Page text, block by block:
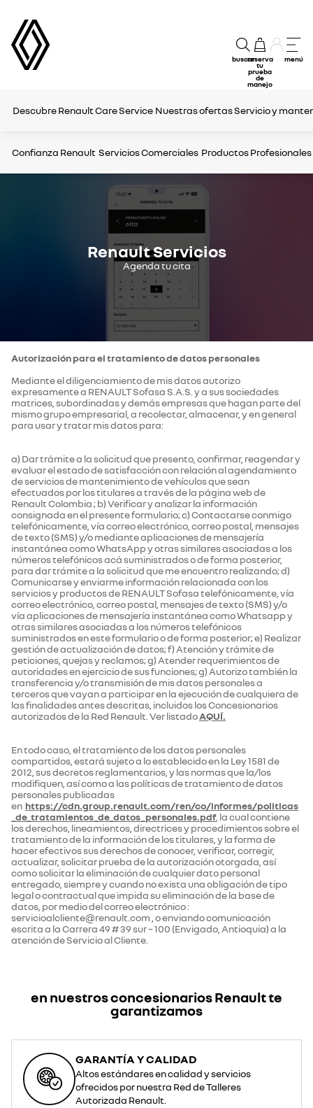
buscarreserva
tu
prueba
de
manejo
menú
Descubre Renault Care Service Nuestras ofertasServicio y
Confianza Renault Servicios Comerciales Productos Profesionales
Renault Servicios
Agenda tu cita
Autorización para el tratamiento de datos personales
Mediante el diligenciamiento de mis datos autorizo
expresamente a RENAULT Sofasa S.A.S. y a sus sociedades
matrices, subordinadas y demás empresas que hagan parte del
mismo grupo empresarial, a recolectar, almacenar, y en general
para usar y tratar mis datos para:
a) Dar trámite a la solicitud que presento, confirmar, reagendar y
evaluar el estado de satisfacción con relación al agendamiento
de servicios de mantenimiento de vehículos que sean
efectuados por los titulares a través de la página web de
Renault Colombia ; b) Verificar y analizar la información
consignada en el presente formulario; c) Contactarse conmigo
telefónicamente, vía correo electrónico, correo postal, mensajes
de texto (SMS) y/o mediante aplicaciones de mensajería
instantánea como WhatsApp y otras similares asociadas a los
números telefónicos acá suministrados o de forma posterior,
para dar trámite a la solicitud que me encuentro realizando; d)
Comunicarse y enviarme información relacionada con los
servicios y productos de RENAULT Sofasa telefónicamente, vía
correo electrónico, correo postal, mensajes de texto (SMS) y/o
vía aplicaciones de mensajería instantánea como Whatsapp y
otras similares asociadas a los números telefónicos
suministrados en este formulario o de forma posterior; e) Realizar
gestión de actualización de datos; f) Atención y trámite de
peticiones, quejas y reclamos; g) Atender requerimientos de
autoridades en ejercicio de sus funciones; g) Autorizo también la
transferencia y/o transmisión de mis datos personales a
terceros que vayan a participar en la ejecución de cualquiera de
las finalidades antes descritas, incluidos los Concesionarios
autorizados de la Red Renault. Ver listadoAQUÍ.
En todo caso, el tratamiento de los datos personales
compartidos, estará sujeto a lo establecido en la Ley 1581 de
2012, sus decretos reglamentarios, y las normas que la/los
modifiquen, así como a las políticas de tratamiento de datos
personales publicadas
en https://cdn.group.renault.com/ren/co/informes/politicas
_de_tratamientos_de_datos_personales.pdf, la cual contiene
los derechos, lineamientos, directrices y procedimientos sobre el
tratamiento de la información de los titulares, y la forma de
hacer efectivos sus derechos de conocer, verificar, corregir,
actualizar, solicitar prueba de la autorización otorgada, así
como solicitar la eliminación de cualquier dato personal
entregado, siempre y cuando no exista una obligación de tipo
legal o contractual que impida su eliminación de la base de
datos, por medio del correo electrónico :
servicioalcliente@renault.com , o enviando comunicación
escrita a la Carrera 49 # 39 sur – 100 (Envigado, Antioquia) a la
atención de Servicio al Cliente.
en nuestros concesionarios Renault te
garantizamos
GARANTÍA Y CALIDAD
Altos estándares en calidad y servicios
ofrecidos por nuestra Red de Talleres
Autorizada Renault.